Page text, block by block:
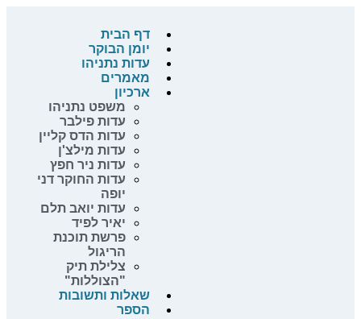
דף הבית
יומן הבוקר
עדות נתניהו
מאמרים
ארכיון
משפט נתניהו
עדות פילבר
עדות הדס קליין
עדות מילצ'ן
עדות ניר חפץ
עדות החוקר דני
יופה
עדות יואב תלם
יאיר לפיד
פרשת תוכנת
הריגול
צלילת תיק
"הצוללות"
שאלות ותשובות
הספר